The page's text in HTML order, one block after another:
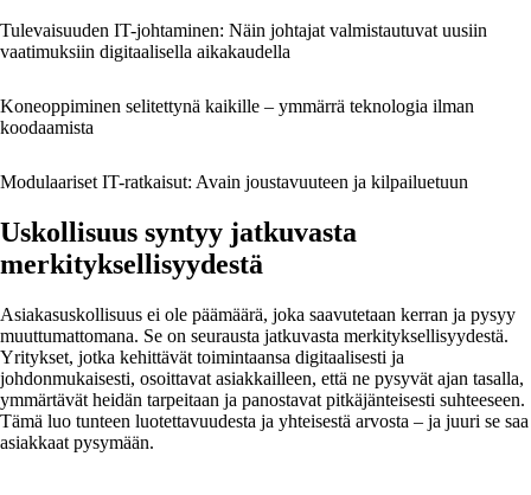
Tulevaisuuden IT-johtaminen: Näin johtajat valmistautuvat uusiin
vaatimuksiin digitaalisella aikakaudella
Koneoppiminen selitettynä kaikille – ymmärrä teknologia ilman
koodaamista
Modulaariset IT-ratkaisut: Avain joustavuuteen ja kilpailuetuun
Uskollisuus syntyy jatkuvasta
merkityksellisyydestä
Asiakasuskollisuus ei ole päämäärä, joka saavutetaan kerran ja pysyy
muuttumattomana. Se on seurausta jatkuvasta merkityksellisyydestä.
Yritykset, jotka kehittävät toimintaansa digitaalisesti ja
johdonmukaisesti, osoittavat asiakkailleen, että ne pysyvät ajan tasalla,
ymmärtävät heidän tarpeitaan ja panostavat pitkäjänteisesti suhteeseen.
Tämä luo tunteen luotettavuudesta ja yhteisestä arvosta – ja juuri se saa
asiakkaat pysymään.